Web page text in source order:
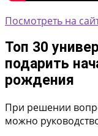
Посмотреть на
Топ 30
подарить
рождения
При решении
можно